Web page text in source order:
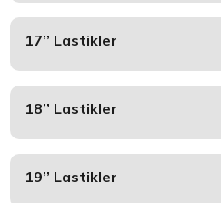
17’’ Lastikler
18’’ Lastikler
19’’ Lastikler